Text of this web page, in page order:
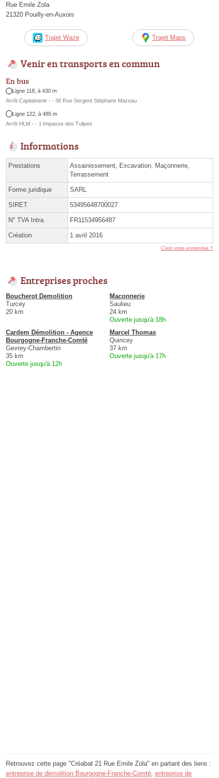
Rue Emile Zola
21320 Pouilly-en-Auxois
Trajet Waze Trajet Maps
Venir en transports en commun
En bus
Ligne 118, à 430 m
Arrêt Capitainerie - - 36 Rue Sergent Stéphane Mazeau
Ligne 122, à 485 m
Arrêt HLM - - 1 Impasse des Tulipes
Informations
Prestations
Assainissement, Excavation, Maçonnerie,
Terrassement
Forme juridique SARL
SIRET 53495648700027
N° TVA Intra. FR11534956487
Création 1 avril 2016
C'est votre entreprise ?
Entreprises proches
Boucherot Demolition
Turcey
20 km
Maconnerie
Saulieu
24 km
Ouverte jusqu'à 18h
Cardem Démolition - Agence
Bourgogne-Franche-Comté
Gevrey-Chambertin
35 km
Ouverte jusqu'à 12h
Marcel Thomas
Quincey
37 km
Ouverte jusqu'à 17h
Retrouvez cette page "Créabat 21 Rue Emile Zola" en partant des liens :
entreprise de démolition Bourgogne-Franche-Comté entreprise de